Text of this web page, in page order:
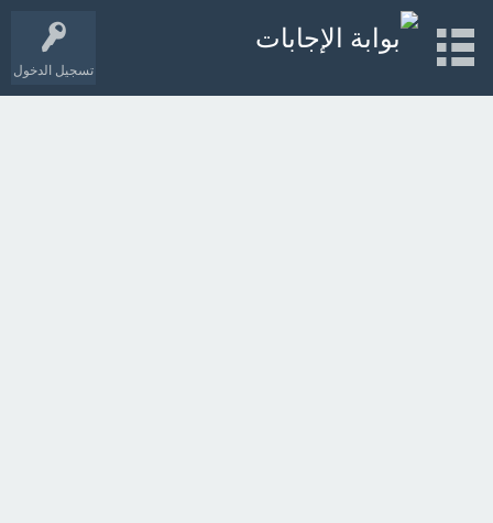
تسجيل الدخول